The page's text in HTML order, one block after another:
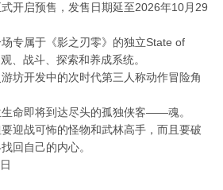
式开启预售，发售日期延至2026年10月29
专属于《影之刃零》的独立State of
、战斗、探索和养成系统。
游坊开发中的次时代第三人称动作冒险角
命即将到达尽头的孤独侠客——魂。
迎战可怖的怪物和武林高手，而且要破
回自己的内心。